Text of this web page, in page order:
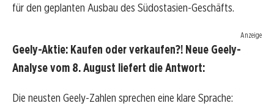
für den geplanten Ausbau des Südostasien-Geschäfts.
Anzeige
Geely-Aktie: Kaufen oder verkaufen?! Neue Geely-
Analyse vom 8. August liefert die Antwort:
Die neusten Geely-Zahlen sprechen eine klare Sprache: